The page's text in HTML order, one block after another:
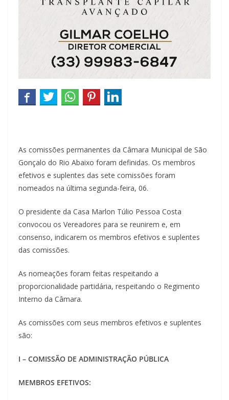
As comissões permanentes da Câmara Municipal de São
Gonçalo do Rio Abaixo foram definidas. Os membros
efetivos e suplentes das sete comissões foram
nomeados na última segunda-feira, 06.
O presidente da Casa Marlon Túlio Pessoa Costa
convocou os Vereadores para se reunirem e, em
consenso, indicarem os membros efetivos e suplentes
das comissões.
As nomeações foram feitas respeitando a
proporcionalidade partidária, respeitando o Regimento
Interno da Câmara.
As comissões com seus membros efetivos e suplentes
são:
I – COMISSÃO DE ADMINISTRAÇÃO PÚBLICA
MEMBROS EFETIVOS: